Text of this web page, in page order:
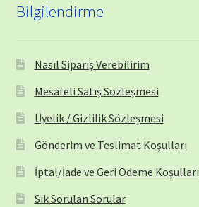
Bilgilendirme
Nasıl Sipariş Verebilirim
Mesafeli Satış Sözleşmesi
Üyelik / Gizlilik Sözleşmesi
Gönderim ve Teslimat Koşulları
İptal/İade ve Geri Ödeme Koşulları
Sık Sorulan Sorular